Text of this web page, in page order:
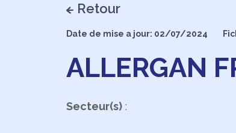
Retour
Date de mise a jour: 02/07/2024
ALLERGAN
Secteur(s):